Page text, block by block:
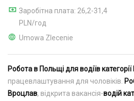
Заробітна плата: 26,2-31,4
PLN/год
Umowa Zlecenie
Робота в Польщі для водіїв категорії
працевлаштування для чоловіків.
Вроцлав, відкрита вакансія-водій